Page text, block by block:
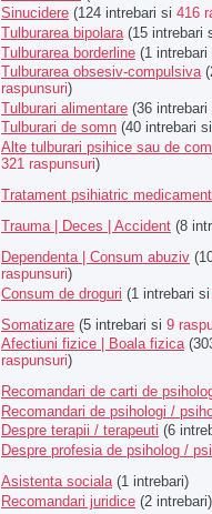
Sinucidere (124 intrebari si 416
Tulburarea bipolara(15 intrebari
Tulburarea borderline (1 intrebari
Tulburarea obsesiv-compulsiva
raspunsuri)
Tulburari alimentare (36 intrebari
Tulburari de somn (40 intrebari si
Alte tulburari psihice sau de
321 raspunsuri)
Tratament psihiatric
Trauma | Deces | Accident (8
Dependenta | Consum abuziv
raspunsuri)
Consum de droguri (1 intrebari si
Somatizare (5 intrebari si 9
Afectiuni fizice | Boala fizica
raspunsuri)
Recomandari de carti de
Recomandari de psihologi /
Despre terapii / terapeuti (6
Despre profesia de psiholog /
Asistenta sociala (1 intrebari)
Recomandari juridice (2 intrebari)